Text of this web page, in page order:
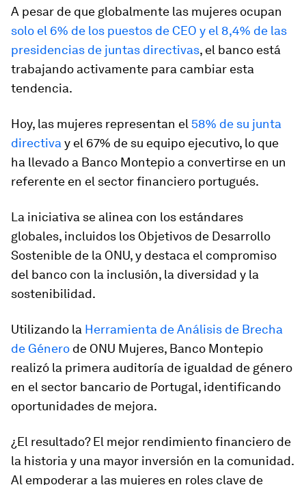
A pesar de que globalmente las mujeres ocupan
solo el 6% de los puestos de CEO y el 8,4% de las
presidencias de juntas directivas, el banco está
trabajando activamente para cambiar esta
tendencia.
Hoy, las mujeres representan el 58% de su junta
directivay el 67% de su equipo ejecutivo, lo que
ha llevado a Banco Montepio a convertirse en un
referente en el sector financiero portugués.
La iniciativa se alinea con los estándares
globales, incluidos los Objetivos de Desarrollo
Sostenible de la ONU, y destaca el compromiso
del banco con la inclusión, la diversidad y la
sostenibilidad.
Utilizando la Herramienta de Análisis de Brecha
de Género de ONU Mujeres, Banco Montepio
realizó la primera auditoría de igualdad de género
en el sector bancario de Portugal, identificando
oportunidades de mejora.
¿El resultado? El mejor rendimiento financiero de
la historia y una mayor inversión en la comunidad.
Al empoderar a las mujeres en roles clave de